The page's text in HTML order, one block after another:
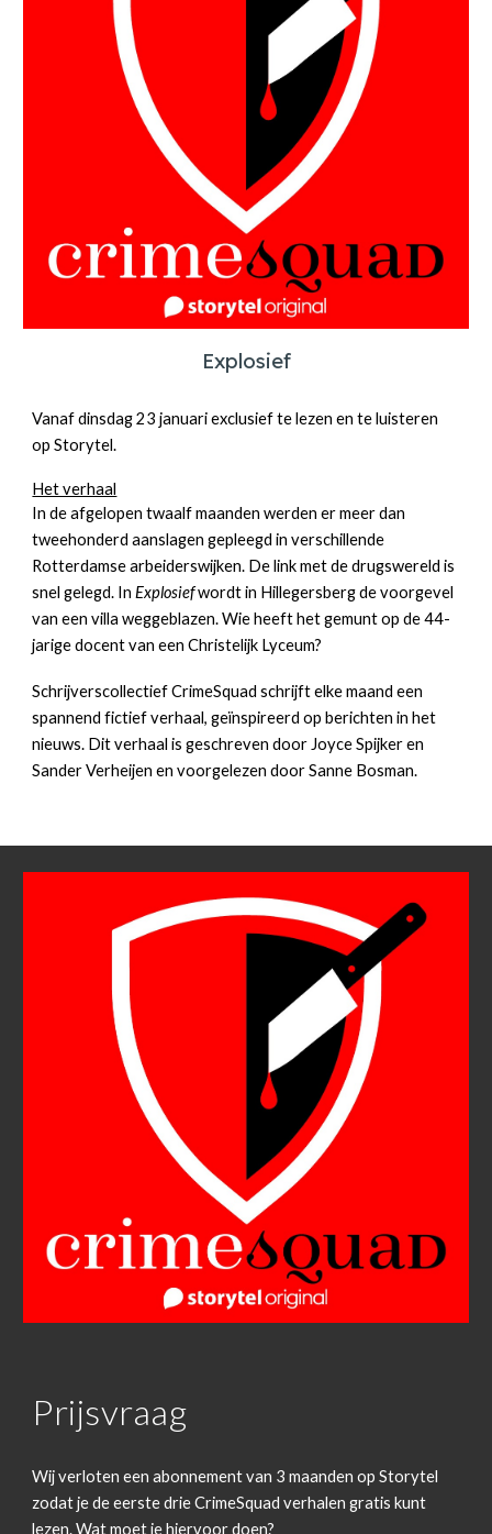
Explosief
Vanaf dinsdag23 januari exclusief te lezen en te luisteren
op Storytel.
Het verhaal
In de afgelopen twaalf maanden werden er meer dan
tweehonderd aanslagen gepleegd in verschillende
Rotterdamse arbeiderswijken. De link met de drugswereld is
snel gelegd. InExplosiefwordt in Hillegersberg de voorgevel
van een villa weggeblazen. Wie heeft het gemunt op de 44-
jarige docent van een Christelijk Lyceum?
Schrijverscollectief CrimeSquad schrijft elke maand een
spannend fictief verhaal, geïnspireerd op berichten in het
nieuws. Dit verhaal is geschreven door Joyce Spijker en
Sander Verheijen en voorgelezen door Sanne Bosman.
Prijsvraag
Wij verloten een abonnement van 3 maanden op Storytel
zodat je de eerste drie CrimeSquad verhalen gratis kunt
lezen. Wat moet je hiervoor doen?